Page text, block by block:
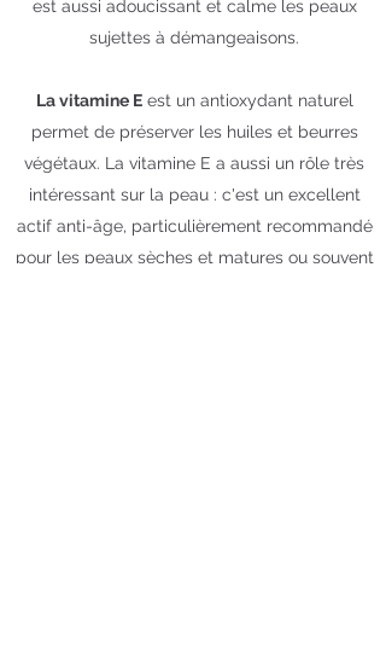
est aussi adoucissant et calme les peaux
sujettes à démangeaisons.
La vitamine Eest un antioxydant naturel
permet de préserver les huiles et beurres
végétaux. La vitamine E a aussi un rôle très
intéressant sur la peau : c'est un excellent
actif anti-âge, particulièrement recommandé
pour les peaux sèches et matures ou souvent